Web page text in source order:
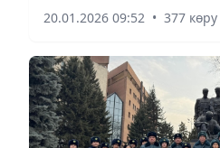
сообщает Vecher.kz.
20.01.2026 09:52 • 377 көру